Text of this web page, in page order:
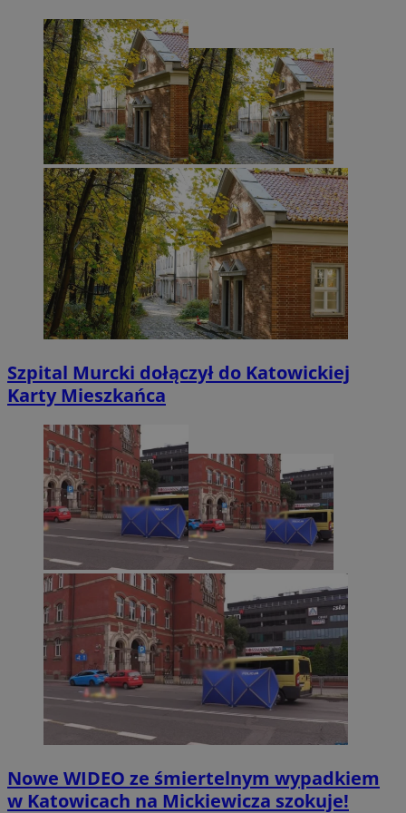
Szpital Murcki dołączył do Katowickiej
Karty Mieszkańca
Nowe WIDEO ze śmiertelnym wypadkiem
w Katowicach na Mickiewicza szokuje!